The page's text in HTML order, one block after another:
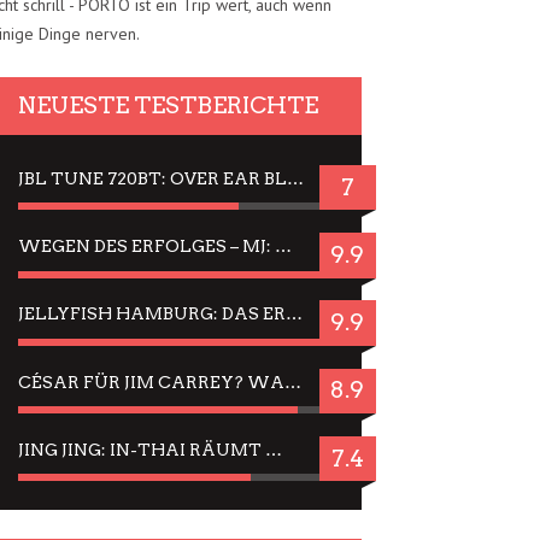
schrill - PORTO ist ein Trip wert, auch wenn
Dinge nerven.
NEUESTE TESTBERICHTE
JBL TUNE 720BT: OVER EAR BLUETOOTH KOPFHÖRER UM DIE 50,-€ IM DAUER-TEST 7
WEGEN DES ERFOLGES – MJ: MICHAEL JACKSON MUSICAL IN EINER MATINEE SEHEN 9.9
JELLYFISH HAMBURG: DAS ERFOLGREICHE SOMMER-MENÜ 2025 IN GEFÜHLEN UND BILDERN 9.9
CÉSAR FÜR JIM CARREY? WARUM DAS EINER DER NERVIGSTEN ACTORS IST UND BLEIBT 8.9
JING JING: IN-THAI RÄUMT WIEDER TITEL AB – EIN ZWEI-STUNDEN-ERLEBNISBERICHT 7.4